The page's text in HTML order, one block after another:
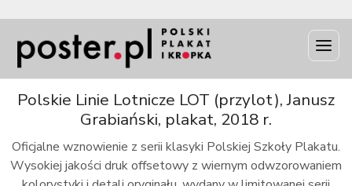
Polskie Linie Lotnicze LOT (przylot), Janusz
Grabiański, plakat, 2018 r.
Oficjalne wznowienie z serii klasyki Polskiej Szkoły Plakatu.
Wysokiej jakości druk offsetowy z wiernym odwzorowaniem